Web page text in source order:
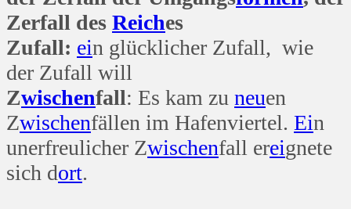
Zerfall des Reiches
Zufall: ein glücklicher Zufall, wie
der Zufall will
Zwischenfall: Es kam zu neuen
Zwischenfällen im Hafenviertel. Ein
unerfreulicher Zwischenfall ereignete
sich dort.